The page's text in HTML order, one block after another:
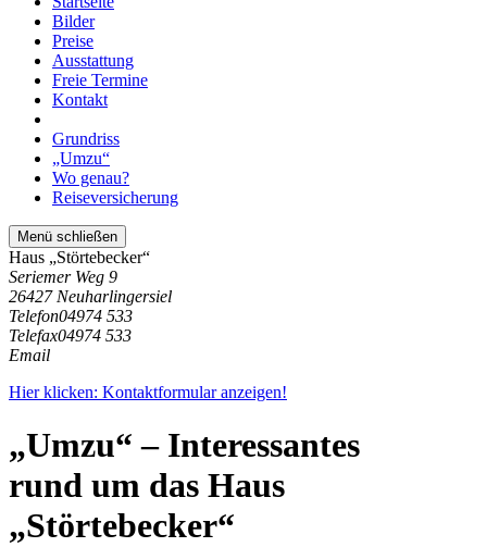
Bilder
Preise
Ausstattung
Freie Termine
Kontakt
Grundriss
„Umzu“
Wo genau?
Reiseversicherung
Menü schließen
Haus „Störtebecker“
Seriemer Weg 9
26427 Neuharlingersiel
Telefon04974 533
Telefax04974 533
Email
Hier klicken: Kontaktformular anzeigen!
„Umzu“ – Interessantes
rund um das Haus
„Störtebecker“